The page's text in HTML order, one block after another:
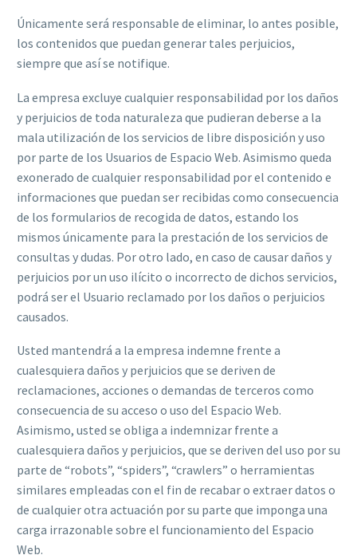
Únicamente será responsable de eliminar, lo antes posible,
los contenidos que puedan generar tales perjuicios,
siempre que así se notifique.
La empresa excluye cualquier responsabilidad por los daños
y perjuicios de toda naturaleza que pudieran deberse a la
mala utilización de los servicios de libre disposición y uso
por parte de los Usuarios de Espacio Web. Asimismo queda
exonerado de cualquier responsabilidad por el contenido e
informaciones que puedan ser recibidas como consecuencia
de los formularios de recogida de datos, estando los
mismos únicamente para la prestación de los servicios de
consultas y dudas. Por otro lado, en caso de causar daños y
perjuicios por un uso ilícito o incorrecto de dichos servicios,
podrá ser el Usuario reclamado por los daños o perjuicios
causados.
Usted mantendrá a la empresa indemne frente a
cualesquiera daños y perjuicios que se deriven de
reclamaciones, acciones o demandas de terceros como
consecuencia de su acceso o uso del Espacio Web.
Asimismo, usted se obliga a indemnizar frente a
cualesquiera daños y perjuicios, que se deriven del uso por su
parte de “robots”, “spiders”, “crawlers” o herramientas
similares empleadas con el fin de recabar o extraer datos o
de cualquier otra actuación por su parte que imponga una
carga irrazonable sobre el funcionamiento del Espacio
Web.